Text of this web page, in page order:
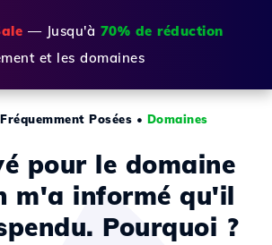
— Jusqu'à 70% de réduction
et les domaines
Posées • Domaines
pour le domaine
m'a informé qu'il
Pourquoi ?